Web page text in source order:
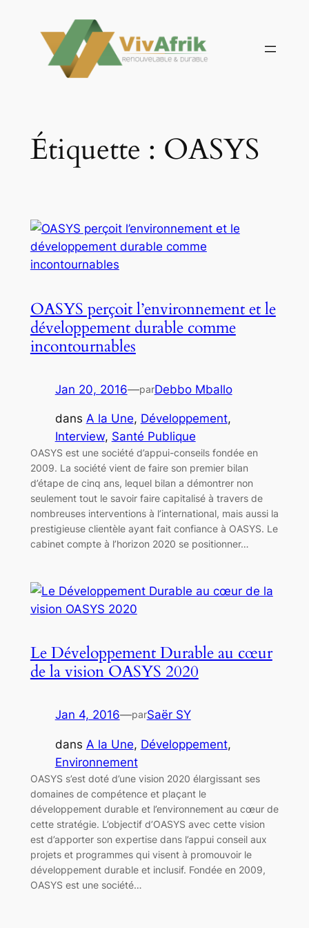
contenu
Étiquette : OASYS
OASYS perçoit l’environnement et le
développement durable comme
incontournables
Jan 20, 2016—parDebbo Mballo
dans A la Une, Développement
Interview, Santé Publique
OASYS est une société d’appui-conseils fondée en
2009. La société vient de faire son premier bilan
d’étape de cinq ans, lequel bilan a démontrer non
seulement tout le savoir faire capitalisé à travers de
nombreuses interventions à l’international, mais aussi la
prestigieuse clientèle ayant fait confiance à OASYS. Le
cabinet compte à l’horizon 2020 se positionner…
Le Développement Durable au cœur
de la vision OASYS 2020
Jan 4, 2016—parSaër SY
dans A la Une, Développement
Environnement
OASYS s’est doté d’une vision 2020 élargissant ses
domaines de compétence et plaçant le
développement durable et l’environnement au cœur de
cette stratégie. L’objectif d’OASYS avec cette vision
est d’apporter son expertise dans l’appui conseil aux
projets et programmes qui visent à promouvoir le
développement durable et inclusif. Fondée en 2009,
OASYS est une société…